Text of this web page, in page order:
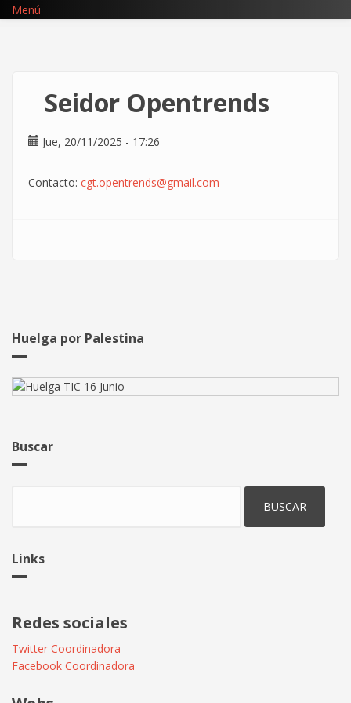
Pasar
Menú
Seidor Opentrends
Jue, 20/11/2025 - 17:26
Contacto: cgt.opentrends@gmail.com
Huelga por Palestina
Buscar
Links
Redes sociales
Twitter Coordinadora
Facebook Coordinadora